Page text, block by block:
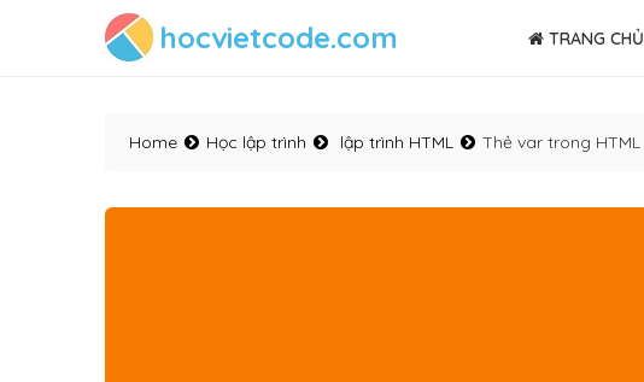
hocvietcode.com TRANG CHỦ
Home Học lập trình lập trình HTML Thẻ var trong HTML